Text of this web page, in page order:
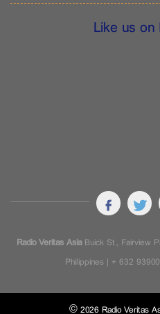
Like us on
Radio Veritas AsiaBuick St., Fairview
Philippines | + 632
© 2026 Radio Veritas